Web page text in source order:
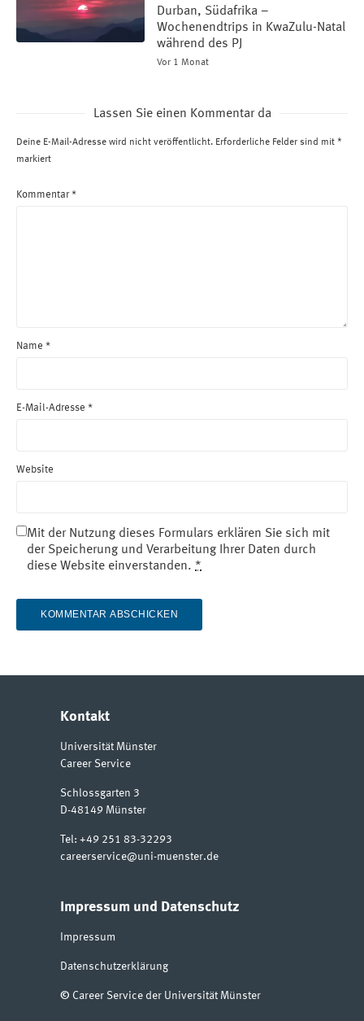
Durban, Südafrika –
Wochenendtrips in KwaZulu-Natal
während des PJ
Vor 1 Monat
Lassen Sie einen Kommentar da
Deine E-Mail-Adresse wird nicht veröffentlicht. Erforderliche Felder sind mit *
markiert
Kommentar*
Name *
E-Mail-Adresse *
Website
Mit der Nutzung dieses Formulars erklären Sie sich mit
der Speicherung und Verarbeitung Ihrer Daten durch
diese Website einverstanden. *
Kontakt
Universität Münster
Career Service
Schlossgarten 3
D-48149 Münster
Tel: +49 251 83-32293
careerservice@uni-muenster.de
Impressum und Datenschutz
Impressum
Datenschutzerklärung
© Career Service der Universität Münster